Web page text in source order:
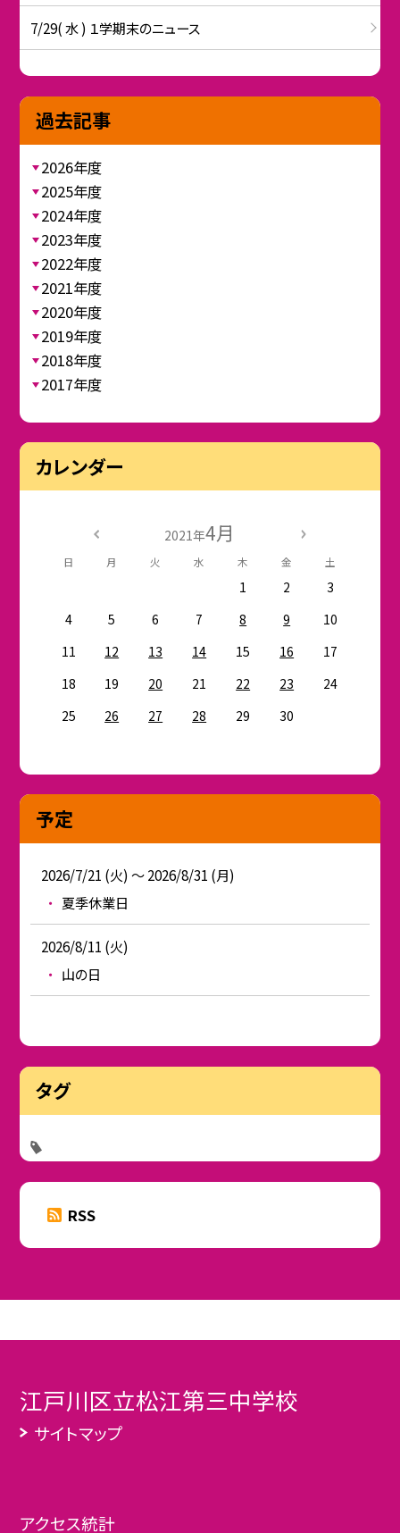
7/29( 水 ) １学期末のニュース
過去記事
2026年度
2025年度
2024年度
2023年度
2022年度
2021年度
2020年度
2019年度
2018年度
2017年度
カレンダー
2021年4月
日 月 火 水 木 金 土
1 2
3
4
5 6 7 8 9
10
11
12 13 14 15 16
17
18
19 20 21 22 23
24
25
26 27 28 29 30
予定
2026/7/21 (火) ～ 2026/8/31 (月)
夏季休業日
2026/8/11 (火)
山の日
タグ
RSS
江戸川区立松江第三中学校
サイトマップ
アクセス統計